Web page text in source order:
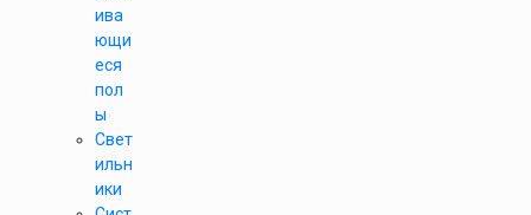
ива
ющи
еся
пол
ы
Свет
ильн
ики